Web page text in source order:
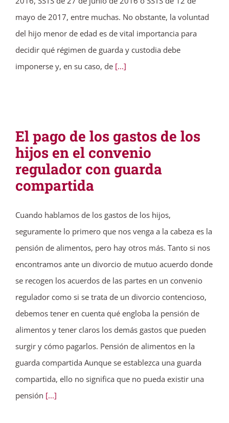
mayo de 2017, entre muchas. No obstante, la voluntad
del hijo menor de edad es de vital importancia para
decidir qué régimen de guarda y custodia debe
imponerse y, en su caso, de [...]
El pago de los gastos de los
hijos en el convenio
regulador con guarda
compartida
Cuando hablamos de los gastos de los hijos,
seguramente lo primero que nos venga a la cabeza es la
pensión de alimentos, pero hay otros más. Tanto si nos
encontramos ante un divorcio de mutuo acuerdo donde
se recogen los acuerdos de las partes en un convenio
regulador como si se trata de un divorcio contencioso,
debemos tener en cuenta qué engloba la pensión de
alimentos y tener claros los demás gastos que pueden
surgir y cómo pagarlos. Pensión de alimentos en la
guarda compartida Aunque se establezca una guarda
compartida, ello no significa que no pueda existir una
pensión [...]